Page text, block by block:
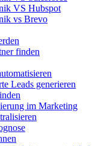
VS Hubspot
vs Brevo
finden
Leads generieren
im Marketing